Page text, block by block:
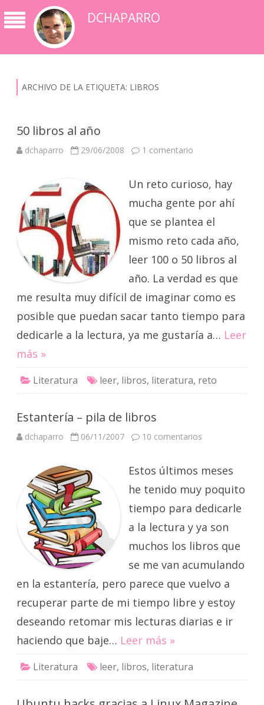
DCHAPARRO
ARCHIVO DE LA ETIQUETA: LIBROS
50 libros al año
dchaparro 29/06/2008 1 comentario
año
Un reto curioso, hay
mucha gente por ahí
que se plantea el
mismo reto cada año,
leer 100 o 50 libros al
año. La verdad es que
me resulta muy difícil de imaginar como es
posible que puedan sacar tanto tiempo para
dedicarle a la lectura, ya me gustaría a… Leer
más »
Literatura leer, libros, literatura, reto
Estantería – pila de libros
dchaparro 06/11/2007 10 comentarios
de
libros
Estos últimos meses
he tenido muy poquito
tiempo para dedicarle
a la lectura y ya son
muchos los libros que
se me van acumulando
en la estantería, pero parece que vuelvo a
recuperar parte de mi tiempo libre y estoy
deseando retomar mis lecturas diarias e ir
haciendo que baje… Leer más »
Literatura leer, libros, literatura